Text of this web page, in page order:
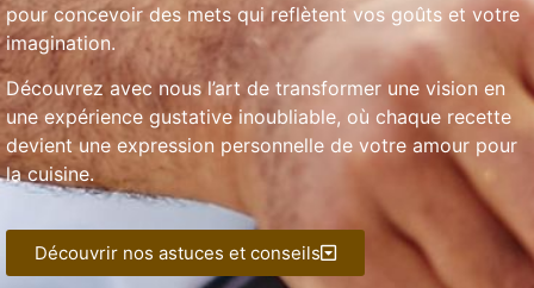
pour concevoir des mets qui reflètent vos goûts et votre
imagination.
Découvrez avec nous l’art de transformer une vision en
une expérience gustative inoubliable, où chaque recette
devient une expression personnelle de votre amour pour
la cuisine.
Découvrir nos astuces et conseils